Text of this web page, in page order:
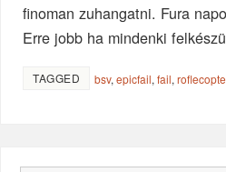
finoman zuhangatni. Fura
Erre jobb ha mindenki
TAGGED bsv,epicfail,fail,